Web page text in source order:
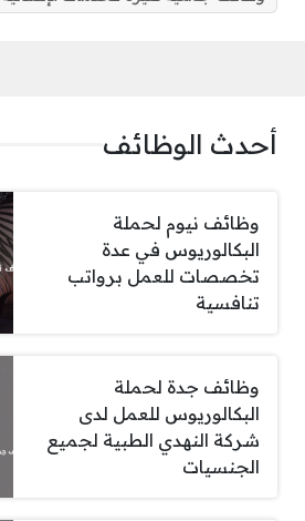
أحدث الوظائف
وظائف نيوم لحملة
البكالوريوس في عدة
تخصصات للعمل برواتب
تنافسية
وظائف جدة لحملة
البكالوريوس للعمل لدى
شركة النهدي الطبية لجميع
الجنسيات